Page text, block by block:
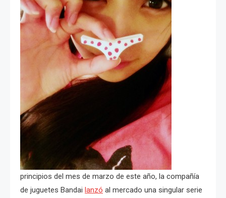
principios del mes de marzo de este año, la compañía
de juguetes Bandai lanzó al mercado una singular serie